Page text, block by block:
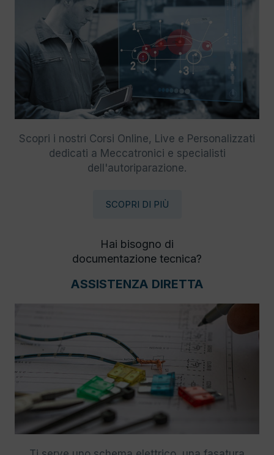
Scopri i nostri Corsi Online, Live e Personalizzati
dedicati a Meccatronici e specialisti
dell'autoriparazione.
SCOPRI DI PIÙ
Hai bisogno di
documentazione tecnica?
ASSISTENZA DIRETTA